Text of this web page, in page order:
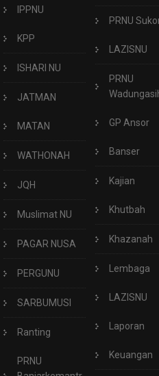
IPPNU
KPP
ISHARI NU
JATMAN
MATAN
WATHONAH
JQH
Muslimat NU
PAGAR NUSA
PERGUNU
SARBUMUSI
Ranting
PRNU
PRNU
LAZISNU
PRNU
GP Ansor
Banser
Kajian
Khutbah
Khazanah
Lembaga
LAZISNU
Laporan
Keuangan